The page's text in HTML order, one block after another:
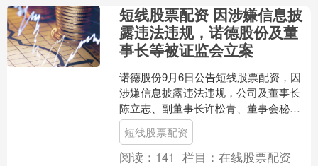
短线股票配资 因涉嫌信息披
露违法违规，诺德股份及董
事长等被证监会立案
诺德股份9月6日公告短线股票配资，因
涉嫌信息披露违法违规，公司及董事长
陈立志、副董事长许松青、董事会秘书
王寒朵被中国证监会立案。....
短线股票配资
阅读： 141 栏目：在线股票配资